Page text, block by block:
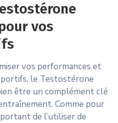
vos
vos performances et
le Testostérone
être un complément clé
Comme pour
de l’utiliser de